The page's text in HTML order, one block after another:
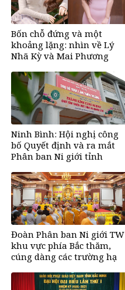
Bốn chỗ đứng và một
khoảng lặng: nhìn về Lý
Nhã Kỳ và Mai Phương
2,1 triệu người xem
Ninh Bình: Hội nghị công
bố Quyết định và ra mắt
Phân ban Ni giới tỉnh
Đoàn Phân ban Ni giới TW
khu vực phía Bắc thăm,
cúng dàng các trường hạ
PL.2570